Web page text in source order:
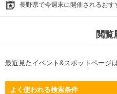
長野県で今週末に開催されるおす
閲覧
最近見たイベント&スポットページ
よく使われる検索条件